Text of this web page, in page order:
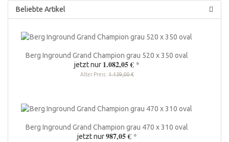
Beliebte Artikel
Berg Inground Grand Champion grau 520 x 350 oval
jetzt nur 1.082,05 € *
Alter Preis:1.139,00 €
Berg Inground Grand Champion grau 470 x 310 oval
jetzt nur987,05 € *